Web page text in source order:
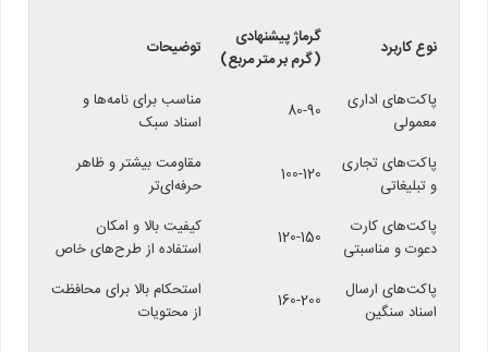
نوع کاربرد
گرماژ پیشنهادی
(گرم بر متر مربع)
توضیحات
پاکت‌های اداری
معمولی
80-90
مناسب برای نامه‌ها و
اسناد سبک
پاکت‌های تجاری
و تبلیغاتی
100-120
مقاومت بیشتر و ظاهر
حرفه‌ای‌تر
پاکت‌های کارت
دعوت و مناسبتی
120-150
کیفیت بالا و امکان
استفاده از طرح‌های خاص
پاکت‌های ارسال
اسناد سنگین
160-200
استحکام بالا برای محافظت
از محتویات